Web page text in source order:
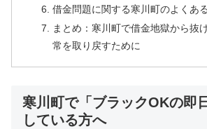
借金問題に関する寒川町のよくあ
まとめ：寒川町で借金地獄から抜
常を取り戻すために
寒川町で「ブラックOKの即
している方へ